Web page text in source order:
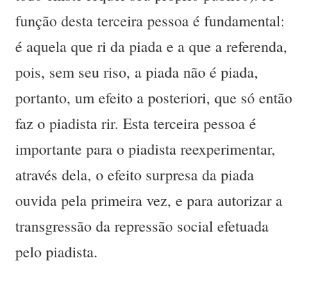
função desta terceira pessoa é fundamental:
é aquela que ri da piada e a que a referenda,
pois, sem seu riso, a piada não é piada,
portanto, um efeito a posteriori, que só então
faz o piadista rir. Esta terceira pessoa é
importante para o piadista reexperimentar,
através dela, o efeito surpresa da piada
ouvida pela primeira vez, e para autorizar a
transgressão da repressão social efetuada
pelo piadista.